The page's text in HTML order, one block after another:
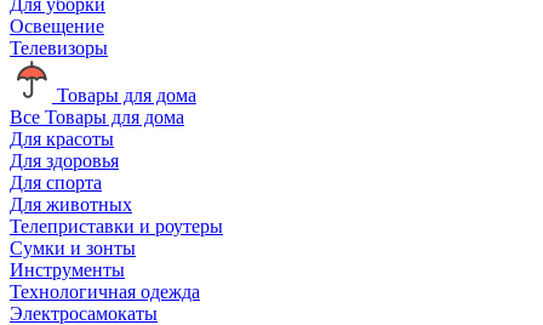
Освещение
Телевизоры
Товары для дома
Все Товары для дома
Для красоты
Для здоровья
Для спорта
Для животных
Телеприставки и роутеры
Сумки и зонты
Инструменты
Технологичная одежда
Электросамокаты